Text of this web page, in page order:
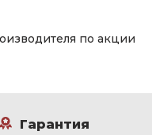
по акции
Гарантия